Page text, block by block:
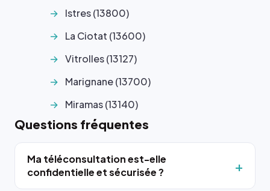
Istres (13800)
La Ciotat (13600)
Vitrolles (13127)
Marignane (13700)
Miramas (13140)
Questions fréquentes
Ma téléconsultation est-elle
confidentielle et sécurisée ?